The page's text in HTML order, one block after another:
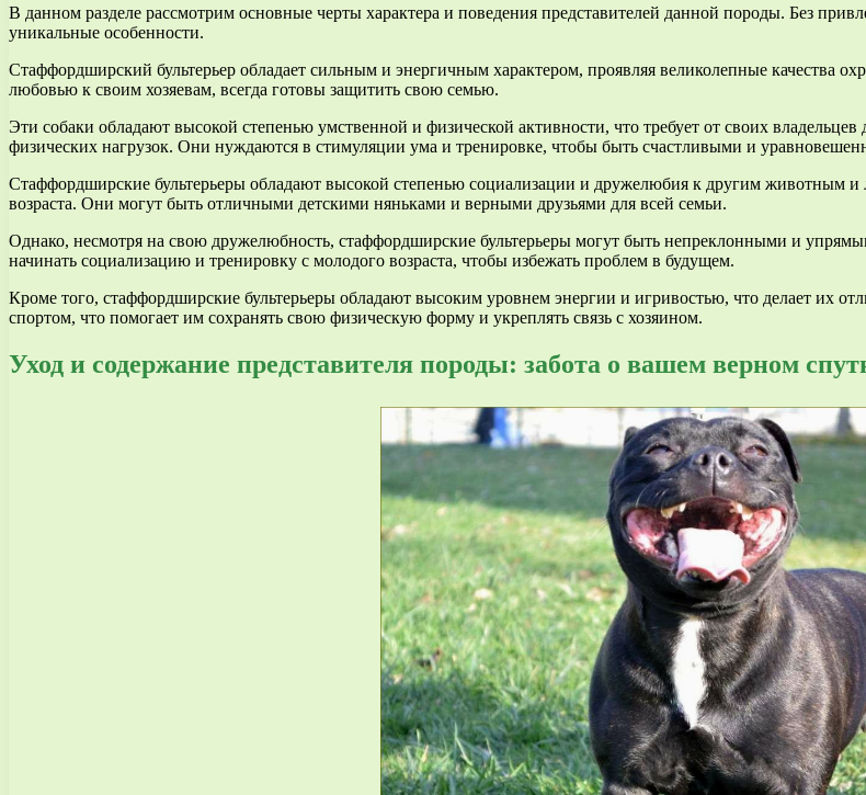
В данном разделе рассмотрим основные черты характера и поведения представителей данной породы. Без
уникальные особенности.
Стаффордширский бультерьер обладает сильным и энергичным характером, проявляя великолепные качества
любовью к своим хозяевам, всегда готовы защитить свою семью.
Эти собаки обладают высокой степенью умственной и физической активности, что требует от своих
физических нагрузок. Они нуждаются в стимуляции ума и тренировке, чтобы быть счастливыми и
Стаффордширские бультерьеры обладают высокой степенью социализации и дружелюбия к другим животным
возраста. Они могут быть отличными детскими няньками и верными друзьями для всей семьи.
Однако, несмотря на свою дружелюбность, стаффордширские бультерьеры могут быть непреклонными и
начинать социализацию и тренировку с молодого возраста, чтобы избежать проблем в будущем.
Кроме того, стаффордширские бультерьеры обладают высоким уровнем энергии и игривостью, что делает их
спортом, что помогает им сохранять свою физическую форму и укреплять связь с хозяином.
Уход и содержание представителя породы: забота о вашем верном